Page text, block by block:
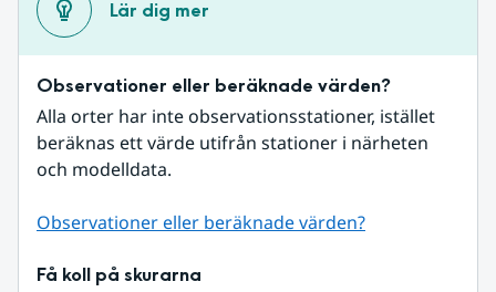
Lär dig mer
Observationer eller beräknade värden?
Alla orter har inte observationsstationer, istället
beräknas ett värde utifrån stationer i närheten
och modelldata.
Observationer eller beräknade värden?
Få koll på skurarna